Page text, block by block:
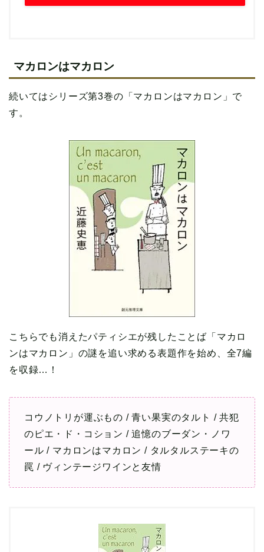
マカロンはマカロン
続いてはシリーズ第3巻の「マカロンはマカロン」で
す。
こちらでも消えたパティシエが残したことば「マカロ
ンはマカロン」の謎を追い求める表題作を始め、全7編
を収録…！
コウノトリが運ぶもの / 青い果実のタルト / 共犯
のピエ・ド・コション / 追憶のブーダン・ノワ
ール / マカロンはマカロン / タルタルステーキの
罠 / ヴィンテージワインと友情